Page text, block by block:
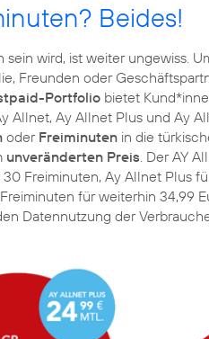
Beides!
wird, ist weiter ungewiss.
Freunden oder
Portfolio bietet
Allnet, Ay Allnet Plus und Ay
oder Freiminuten in die
unveränderten Preis. Der AY
Freiminuten, Ay Allnet Plus
für weiterhin 34,99
Datennutzung der